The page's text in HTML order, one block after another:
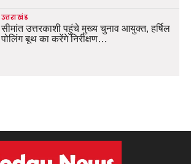
उत्तराखंड
सीमांत उत्तरकाशी पहुंचे मुख्य चुनाव आयुक्त, हर्षिल
पोलिंग बूथ का करेंगे निरीक्षण…